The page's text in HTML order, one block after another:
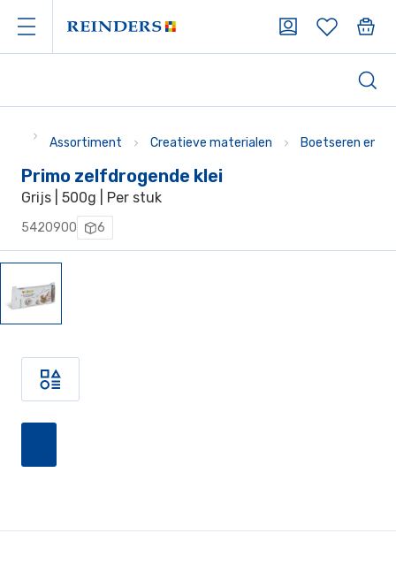
Assortiment Creatieve materialen Boetseren en
Primo zelfdrogende klei
Grijs | 500g | Per stuk
5420900 6